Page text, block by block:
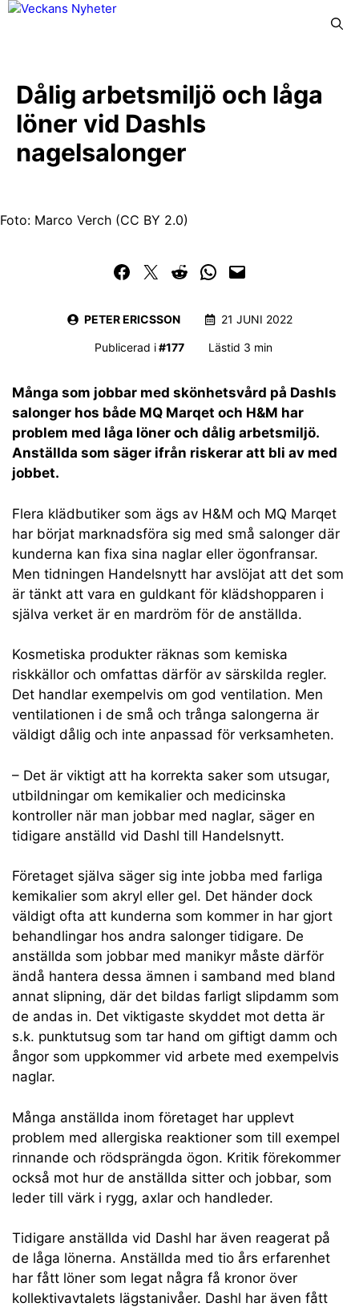
Hoppa
Dålig arbetsmiljö och låga
löner vid Dashls
nagelsalonger
Foto: Marco Verch (CC BY 2.0)
Dela på Facebook
Dela på Twitter
Dela på RedditDela i WhatsApp
Maila en länk
PETER ERICSSON 21 JUNI 2022
Publicerad i#177 Lästid 3 min
Många som jobbar med skönhetsvård på Dashls
salonger hos både MQ Marqet och H&M har
problem med låga löner och dålig arbetsmiljö.
Anställda som säger ifrån riskerar att bli av med
jobbet.
Flera klädbutiker som ägs av H&M och MQ Marqet
har börjat marknadsföra sig med små salonger där
kunderna kan fixa sina naglar eller ögonfransar.
Men tidningen Handelsnytt har avslöjat att det som
är tänkt att vara en guldkant för klädshopparen i
själva verket är en mardröm för de anställda.
Kosmetiska produkter räknas som kemiska
riskkällor och omfattas därför av särskilda regler.
Det handlar exempelvis om god ventilation. Men
ventilationen i de små och trånga salongerna är
väldigt dålig och inte anpassad för verksamheten.
– Det är viktigt att ha korrekta saker som utsugar,
utbildningar om kemikalier och medicinska
kontroller när man jobbar med naglar, säger en
tidigare anställd vid Dashl till Handelsnytt.
Företaget själva säger sig inte jobba med farliga
kemikalier som akryl eller gel. Det händer dock
väldigt ofta att kunderna som kommer in har gjort
behandlingar hos andra salonger tidigare. De
anställda som jobbar med manikyr måste därför
ändå hantera dessa ämnen i samband med bland
annat slipning, där det bildas farligt slipdamm som
de andas in. Det viktigaste skyddet mot detta är
s.k. punktutsug som tar hand om giftigt damm och
ångor som uppkommer vid arbete med exempelvis
naglar.
Många anställda inom företaget har upplevt
problem med allergiska reaktioner som till exempel
rinnande och rödsprängda ögon. Kritik förekommer
också mot hur de anställda sitter och jobbar, som
leder till värk i rygg, axlar och handleder.
Tidigare anställda vid Dashl har även reagerat på
de låga lönerna. Anställda med tio års erfarenhet
har fått löner som legat några få kronor över
kollektivavtalets lägstanivåer. Dashl har även fått